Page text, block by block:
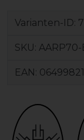
Varianten-ID:
SKU:
EAN: